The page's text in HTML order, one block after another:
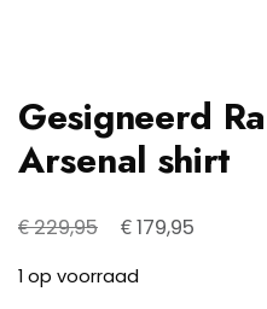
Gesigneerd
Arsenal shirt
€229,95
Oorspronkelijke
was:
€179,95
1 op voorraad